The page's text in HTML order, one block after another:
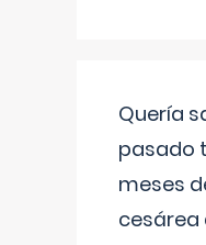
Quería
pasado
meses
cesárea